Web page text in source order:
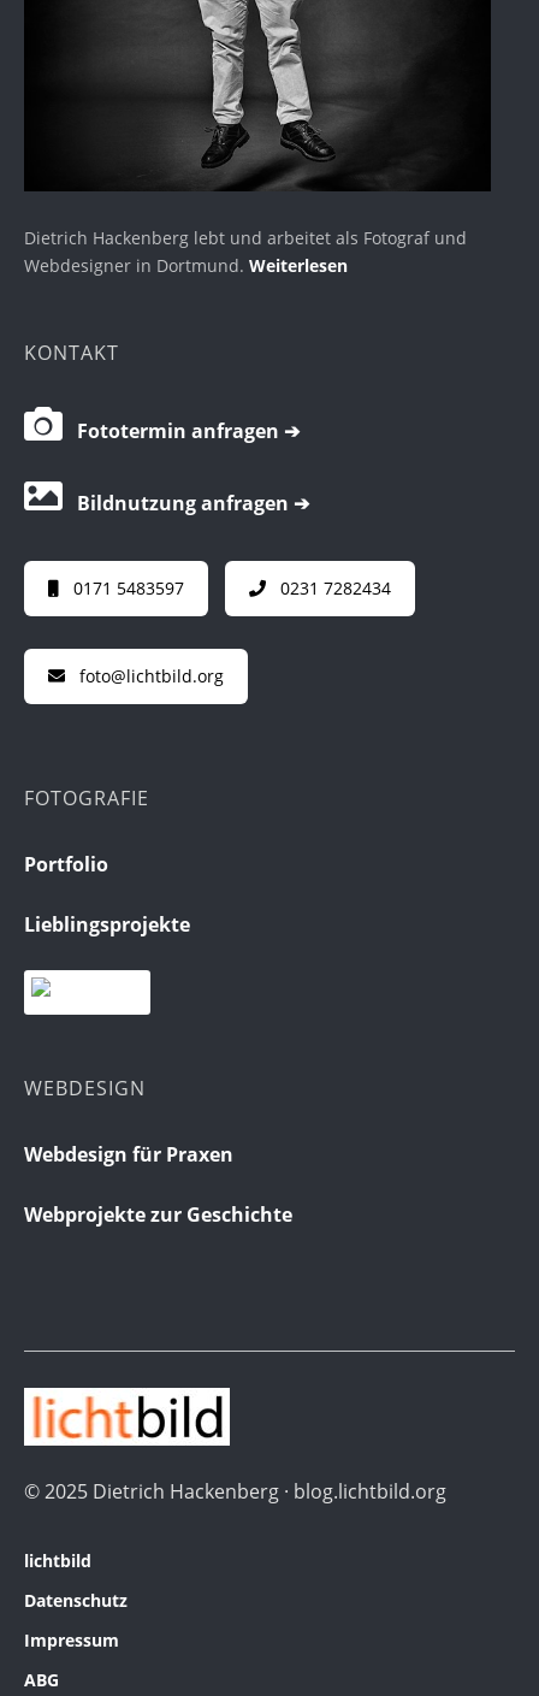
Dietrich Hackenberg lebt und arbeitet als Fotograf und
Webdesigner in Dortmund. Weiterlesen
KONTAKT
Fototermin anfragen ➔
Bildnutzung anfragen ➔
0171 5483597 0231 7282434
foto@lichtbild.org
FOTOGRAFIE
Portfolio
Lieblingsprojekte
WEBDESIGN
Webdesign für Praxen
Webprojekte zur Geschichte
© 2025 Dietrich Hackenberg · blog.lichtbild.org
lichtbild
Datenschutz
Impressum
ABG